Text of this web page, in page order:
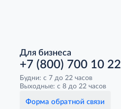
Для бизнеса
+7 (800) 700 10 22
Будни: с 7 до 22 часов
Выходные: с 8 до 22 часов
Форма обратной связи